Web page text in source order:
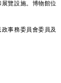
覽設施。博物館位
事務委員會委員及